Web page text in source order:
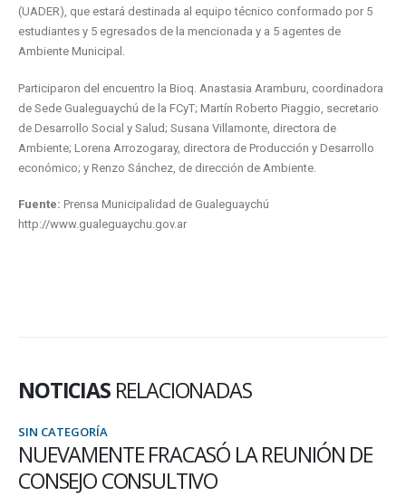
(UADER), que estará destinada al equipo técnico conformado por 5
estudiantes y 5 egresados de la mencionada y a 5 agentes de
Ambiente Municipal.
Participaron del encuentro la Bioq. Anastasia Aramburu, coordinadora
de Sede Gualeguaychú de la FCyT; Martín Roberto Piaggio, secretario
de Desarrollo Social y Salud; Susana Villamonte, directora de
Ambiente; Lorena Arrozogaray, directora de Producción y Desarrollo
económico; y Renzo Sánchez, de dirección de Ambiente.
Fuente: Prensa Municipalidad de Gualeguaychú
http://www.gualeguaychu.gov.ar
NOTICIAS RELACIONADAS
SIN CATEGORÍA
NUEVAMENTE FRACASÓ LA REUNIÓN DE
CONSEJO CONSULTIVO